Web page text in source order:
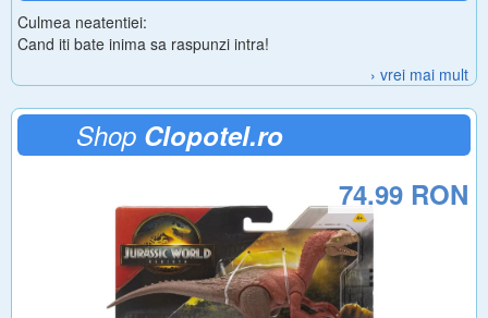
Culmea neatentiei:
Cand iti bate inima sa raspunzi intra!
› vrei mai mult
Shop Clopotel.ro
74.99 RON